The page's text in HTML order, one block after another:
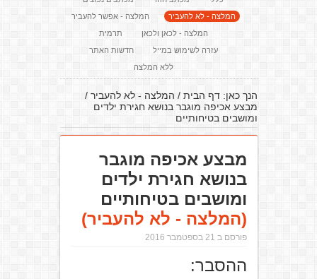
המלצה - לא להעביר
המלצה - אפשר להעביר
המלצה - לכאן ולכאן
תרמית
עזרה לשימוש במייל
חדשות האתר
ללא המלצה
הנך כאן:דף הבית / המלצה - לא להעביר /
מבצע אכיפה מוגבר בנושא חגירת ילדים
ומושבים בטיחותיים
מבצע אכיפה מוגבר
בנושא חגירת ילדים
ומושבים בטיחותיים
(המלצה - לא להעביר)
פורסם ב 21 בספטמבר 2016
ההסבר: